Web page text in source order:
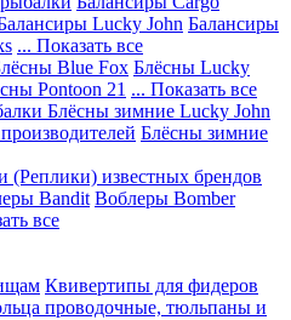
Lucky John Балансиры
... Показать все
Blue Fox Блёсны Lucky
Pontoon 21 ... Показать все
Блёсны зимние Lucky John
Блёсны зимние
(Реплики) известных брендов
Bandit Воблеры Bomber
все
Квивертипы для фидеров
проводочные, тюльпаны и